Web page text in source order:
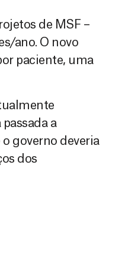
de MSF –
ano. O novo
paciente, uma
a
governo deveria
dos